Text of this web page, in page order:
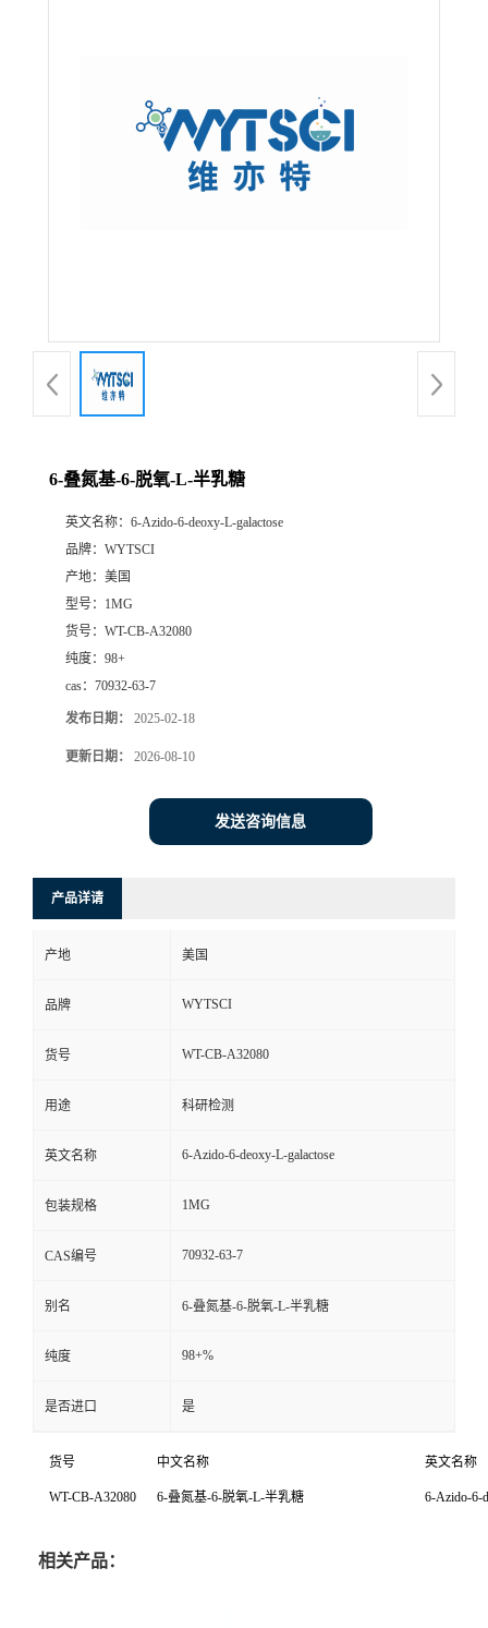
6-叠氮基-6-脱氧-L-半乳糖
英文名称： 6-Azido-6-deoxy-L-galactose
品牌： WYTSCI
产地： 美国
型号： 1MG
货号： WT-CB-A32080
纯度： 98+
cas： 70932-63-7
发布日期： 2025-02-18
更新日期： 2026-08-10
发送咨询信息
产品详请
产地 美国
品牌 WYTSCI
货号 WT-CB-A32080
用途 科研检测
英文名称 6-Azido-6-deoxy-L-galactose
包装规格 1MG
CAS编号 70932-63-7
别名 6-叠氮基-6-脱氧-L-半乳糖
纯度 98+%
是否进口 是
货号 中文名称 英文名称
WT-CB-A32080 6-叠氮基-6-脱氧-L-半乳糖 6-Azido-6-
相关产品：